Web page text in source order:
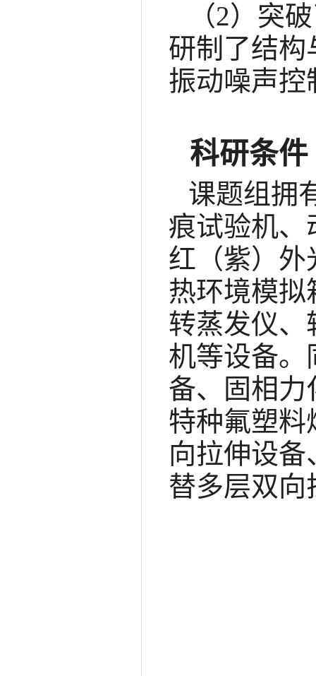
（2） 突
研制了结构
振动噪声控
科研条件
课题组拥
痕试验机、
红（紫）外
热环境模
转蒸发仪、
机等设备。
备、固相力
特种氟塑料
向拉伸设
替多层双向